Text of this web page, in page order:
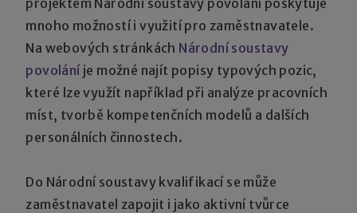
mnoho možností i využití pro zaměstnavatele.
Na webových stránkách Národní soustavy
povolání je možné najít popisy typových pozic,
které lze využít například při analýze pracovních
míst, tvorbě kompetenčních modelů a dalších
personálních činnostech.
Do Národní soustavy kvalifikací se může
zaměstnavatel zapojit i jako aktivní tvůrce